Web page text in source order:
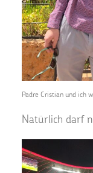
Padre Cristian und ich
Natürlich darf